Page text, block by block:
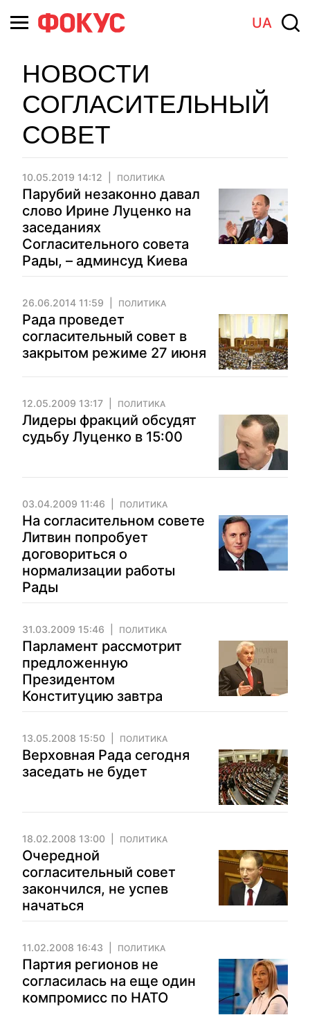
UA
НОВОСТИ
СОГЛАСИТЕЛЬНЫЙ
СОВЕТ
10.05.2019 14:12 ПОЛИТИКА
Парубий незаконно давал
слово Ирине Луценко на
заседаниях
Согласительного совета
Рады, – админсуд Киева
26.06.2014 11:59 ПОЛИТИКА
Рада проведет
согласительный совет в
закрытом режиме 27 июня
12.05.2009 13:17 ПОЛИТИКА
Лидеры фракций обсудят
судьбу Луценко в 15:00
03.04.2009 11:46 ПОЛИТИКА
На согласительном совете
Литвин попробует
договориться о
нормализации работы
Рады
31.03.2009 15:46 ПОЛИТИКА
Парламент рассмотрит
предложенную
Президентом
Конституцию завтра
13.05.2008 15:50 ПОЛИТИКА
Верховная Рада сегодня
заседать не будет
18.02.2008 13:00 ПОЛИТИКА
Очередной
согласительный совет
закончился, не успев
начаться
11.02.2008 16:43 ПОЛИТИКА
Партия регионов не
согласилась на еще один
компромисс по НАТО